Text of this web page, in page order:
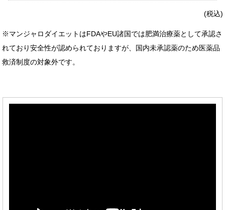
(税込)
※マンジャロダイエットはFDAやEU諸国では肥満治療薬として承認さ
れており安全性が認められておりますが、国内未承認薬のため医薬品
救済制度の対象外です。